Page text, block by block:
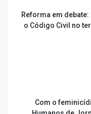
Reforma em
o Código Civil no
Com o